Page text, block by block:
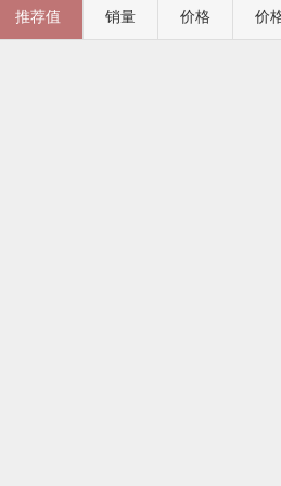
推荐值 销量 价格 价